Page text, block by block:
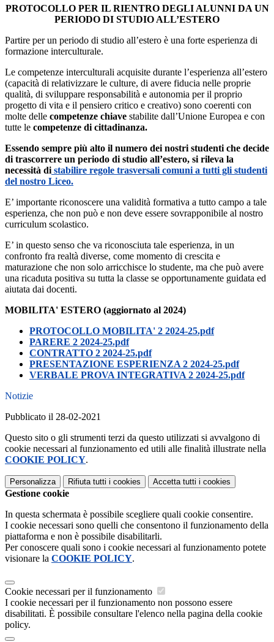
PROTOCOLLO PER IL RIENTRO DEGLI ALUNNI DA UN
PERIODO DI STUDIO ALL’ESTERO
Partire per un periodo di studio all’estero è una forte esperienza di
formazione interculturale.
Le competenze interculturali acquisite durante l’esperienza all’estero
(capacità di relativizzare le culture, di avere fiducia nelle proprie
qualità, di sviluppare responsabilità e autonomia per il proprio
progetto di vita e il pensiero critico e creativo) sono coerenti con
molte delle competenze chiave stabilite dall’Unione Europea e con
tutte le competenze di cittadinanza.
Essendo sempre più alto il numero dei nostri studenti che decide
di trascorrere un periodo di studio all’estero, si rileva la
necessità di stabilire regole trasversali comuni a tutti gli studenti
del nostro Liceo.
E’ importante riconoscere una validità formativa a tutto campo a tale
esperienza, che non può e non deve essere sovrapponibile al nostro
curriculum scolastico.
E’ in questo senso che va riconosciuta tale esperienza, in un
confronto fra realtà diverse, come momento di crescita e
maturazione che non solo arricchisce lo studente, ma che può avere
una ricaduta positiva su tutta la classe se opportunamente guidata ed
aiutata dai docenti.
MOBILITA' ESTERO (aggiornato al 2024)
PROTOCOLLO MOBILITA' 2 2024-25.pdf
PARERE 2 2024-25.pdf
CONTRATTO 2 2024-25.pdf
PRESENTAZIONE ESPERIENZA 2 2024-25.pdf
VERBALE PROVA INTEGRATIVA 2 2024-25.pdf
Notizie
Pubblicato il 28-02-2021
Questo sito o gli strumenti terzi da questo utilizzati si avvalgono di
cookie necessari al funzionamento ed utili alle finalità illustrate nella
COOKIE POLICY.
Personalizza Rifiuta tutti i cookies Accetta tutti i cookies
Gestione cookie
In questa schermata è possibile scegliere quali cookie consentire.
I cookie necessari sono quelli che consentono il funzionamento della
piattaforma e non è possibile disabilitarli.
Per conoscere quali sono i cookie necessari al funzionamento potete
visionare la COOKIE POLICY.
Cookie necessari per il funzionamento
I cookie necessari per il funzionamento non possono essere
disabilitati. È possibile consultare l'elenco nella pagina della cookie
policy.